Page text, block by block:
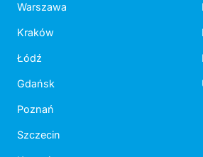
Warszawa
Kraków
Łódź
Gdańsk
Poznań
Szczecin